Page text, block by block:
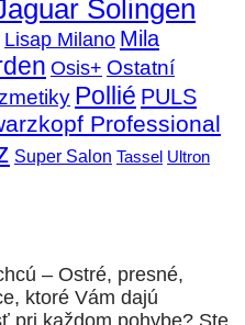
Solingen
Lisap Milano Mila
Osis+ Ostatní
Pollié PULS
Professional
Super Salon Tassel Ultron
– Ostré, presné,
ktoré Vám dajú